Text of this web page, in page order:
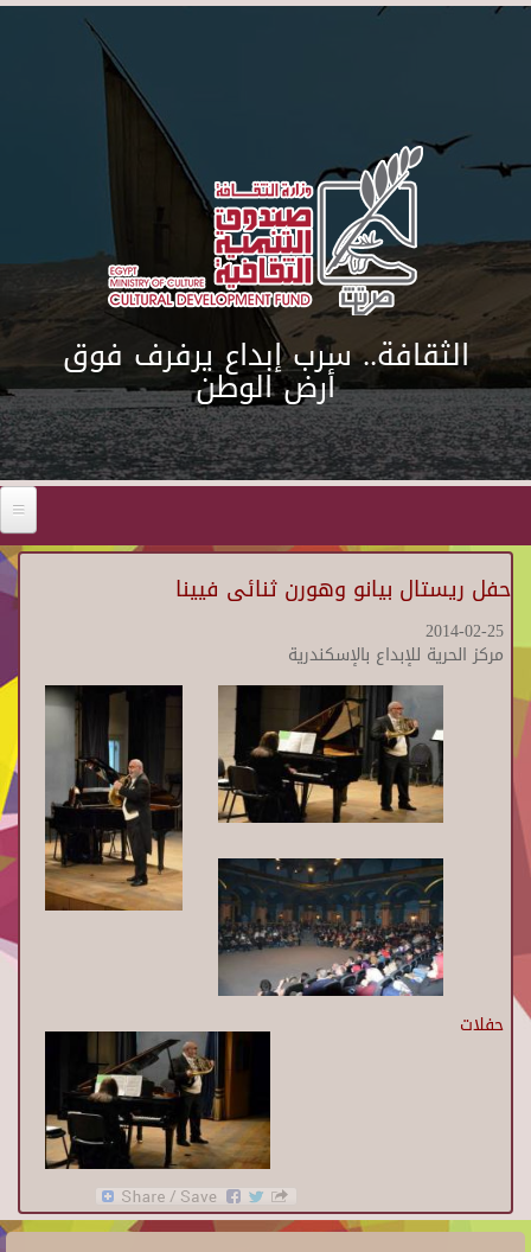
Skip to main content
الثقافة.. سرب إبداع يرفرف فوق
أرض الوطن
حفل ريستال بيانو وهورن ثنائى فيينا
2014-02-25
مركز الحرية للإبداع بالإسكندرية
حفلات